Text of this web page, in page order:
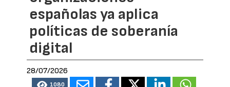
españolas ya aplica
políticas de soberanía
digital
28/07/2026
1080